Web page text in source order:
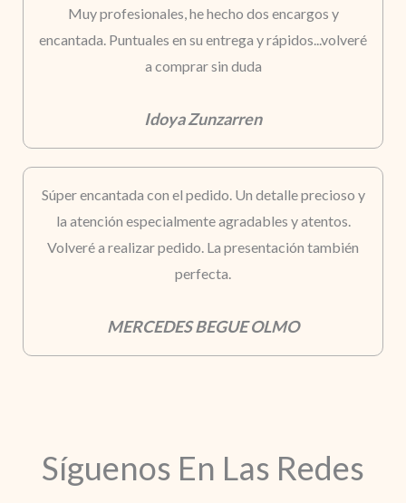
Muy profesionales, he hecho dos encargos y
encantada. Puntuales en su entrega y rápidos...volveré
a comprar sin duda
Idoya Zunzarren
Súper encantada con el pedido. Un detalle precioso y
la atención especialmente agradables y atentos.
Volveré a realizar pedido. La presentación también
perfecta.
MERCEDES BEGUE OLMO
Síguenos En Las Redes